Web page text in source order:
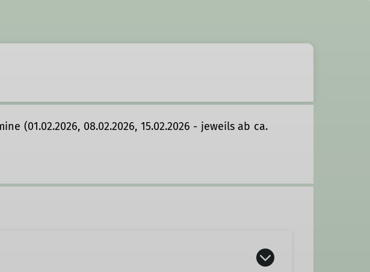
(01.02.2026, 08.02.2026, 15.02.2026 - jeweils ab ca.